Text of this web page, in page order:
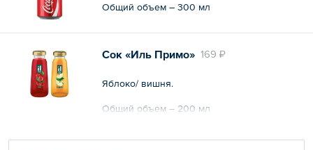
Общий объем – 300 мл
169 ₽
Сок «Иль Примо»
Яблоко/ вишня.
Общий объем – 200 мл